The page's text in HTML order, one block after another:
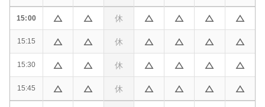
15:00
15:15
15:30
15:45
休
休
休
休